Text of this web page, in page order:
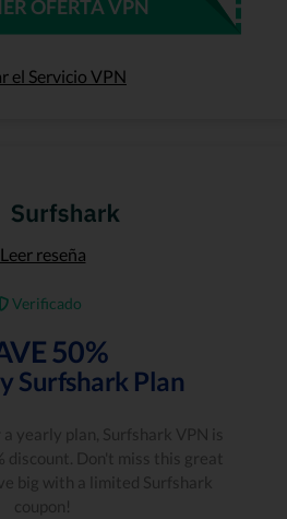
OFERTA VPN
el Servicio VPN
Leer reseña
Verificado
50%
Surfshark Plan
yearly plan, Surfshark VPN is
discount. Don't miss this great
big with a limited Surfshark
coupon!